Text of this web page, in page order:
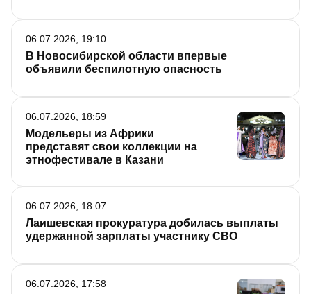
В Новосибирской области впервые
объявили беспилотную опасность
06.07.2026, 19:10
Модельеры из Африки
представят свои коллекции на
этнофестивале в Казани
06.07.2026, 18:59
Лаишевская прокуратура добилась выплаты
удержанной зарплаты участнику СВО
06.07.2026, 18:07
06.07.2026, 17:58